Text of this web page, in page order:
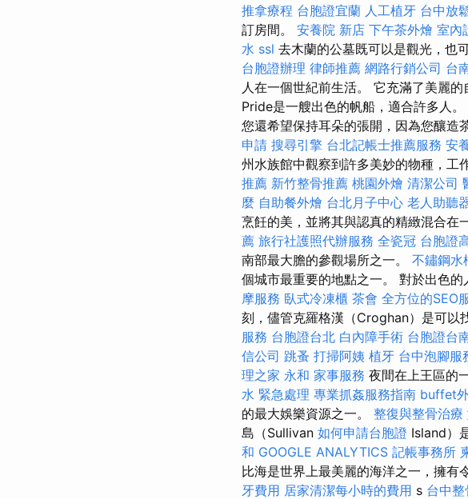
推拿療程 台胞證宜蘭 人工植牙 台中放
訂房間。 安養院 新店 下午茶外燴 室內
水 ssl 去木蘭的公墓既可以是觀光，也
台胞證辦理 律師推薦 網路行銷公司 台
人在一個世紀前生活。 它充滿了美麗
Pride是一艘出色的帆船，適合許多人
您還希望保持耳朵的張開，因為您釀造
申請 搜尋引擎 台北記帳士推薦服務 安
州水族館中觀察到許多美妙的物種，工
推薦 新竹整骨推薦 桃園外燴 清潔公司
麼 自助餐外燴 台北月子中心 老人助聽
烹飪的美，並將其與認真的精緻混合在
薦 旅行社護照代辦服務 全瓷冠 台胞證
南部最大膽的參觀場所之一。 不鏽鋼水
個城市最重要的地點之一。 對於出色
摩服務 臥式冷凍櫃 茶會 全方位的SEO
刻，儘管克羅格漢（Croghan）是可以
服務 台胞證台北 白內障手術 台胞證台
信公司 跳蚤 打掃阿姨 植牙 台中泡腳服
理之家 永和 家事服務 夜間在上王區的
水 緊急處理 專業抓姦服務指南 buffet
的最大娛樂資源之一。 整復與整骨治療
島（Sullivan 如何申請台胞證 Island）
和 GOOGLE ANALYTICS 記帳事務所
比海是世界上最美麗的海洋之一，擁有
牙費用 居家清潔每小時的費用 s 台中